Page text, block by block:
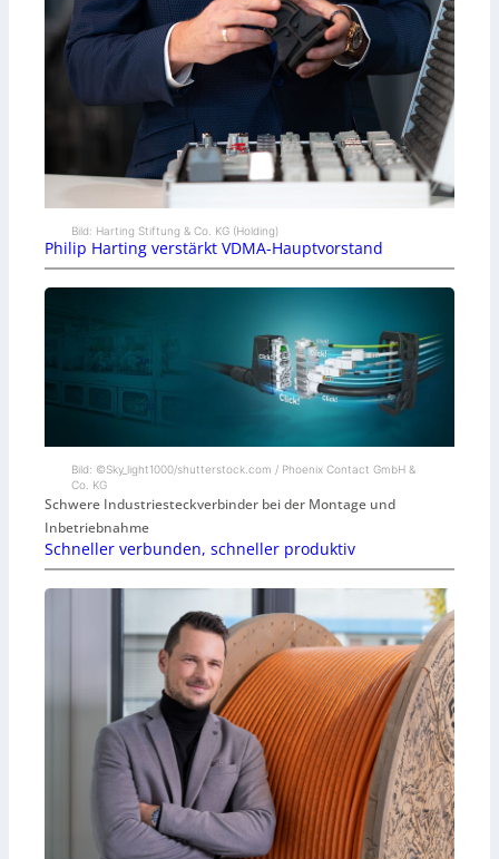
Bild: Harting Stiftung & Co. KG (Holding)
Philip Harting verstärkt VDMA-Hauptvorstand
Bild: ©Sky_light1000/shutterstock.com / Phoenix Contact GmbH &
Co. KG
Schwere Industriesteckverbinder bei der Montage und
Inbetriebnahme
Schneller verbunden, schneller produktiv